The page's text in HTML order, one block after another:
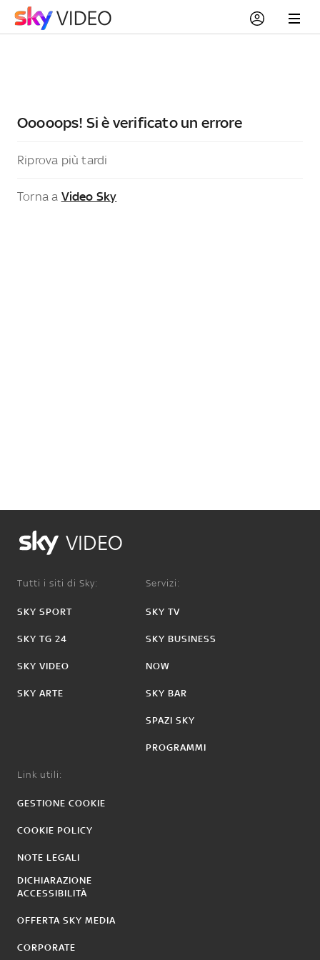
Ooooops! Si è verificato un errore
Riprova più tardi
Torna a Video Sky
VIDEO
Tutti i siti di Sky:
SKY SPORT
SKY TG 24
SKY VIDEO
SKY ARTE
Servizi:
SKY TV
SKY BUSINESS
NOW
SKY BAR
SPAZI SKY
PROGRAMMI
Link utili:
GESTIONE COOKIE
COOKIE POLICY
NOTE LEGALI
DICHIARAZIONE
ACCESSIBILITÀ
OFFERTA SKY MEDIA
CORPORATE